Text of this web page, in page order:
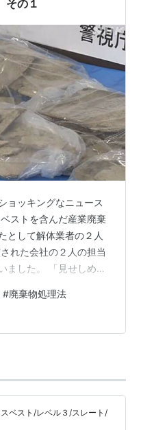
その１
ョッキングなニュース
ストを含んだ産業廃棄
として解体業者の２人
れた会社の２人の担当
ました。 「見せしめみ
ほど規模の大きな悪質
ろん、少量だから良い
んが、やはり今回はア
になっています。 “廃
第１…
#廃棄物処理法
ベスト/レベル３/スレート/